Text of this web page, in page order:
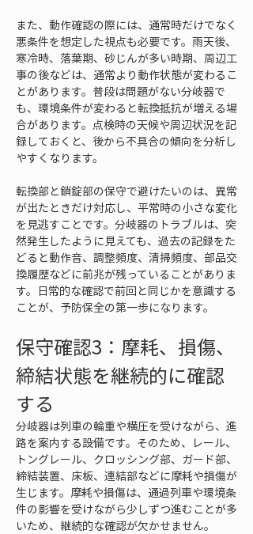
また、動作確認の際には、通常時だけでなく
悪条件を想定した視点も必要です。雨天後、
寒冷時、落葉期、砂じんが多い時期、周辺工
事の後などは、通常より動作状態が変わるこ
とがあります。普段は問題がない分岐器で
も、環境条件が変わると転換抵抗が増える場
合があります。点検時の天候や周辺状況を記
録しておくと、後から不具合の傾向を分析し
やすくなります。
転換部と鎖錠部の保守で避けたいのは、異常
が出たときだけ対応し、平常時の小さな変化
を見逃すことです。分岐器のトラブルは、突
然発生したように見えても、過去の記録をた
どると動作音、調整頻度、清掃頻度、部品交
換履歴などに前兆が残っていることがありま
す。日常的な確認で前回と同じかを意識する
ことが、予防保全の第一歩になります。
保守確認3：摩耗、損傷、
締結状態を継続的に確認
する
分岐器は列車の輪重や横圧を受けながら、進
路を案内する設備です。そのため、レール、
トングレール、クロッシング部、ガード部、
締結装置、床板、連結部などに摩耗や損傷が
生じます。摩耗や損傷は、通過列車や環境条
件の影響を受けながら少しずつ進むことが多
いため、継続的な確認が欠かせません。